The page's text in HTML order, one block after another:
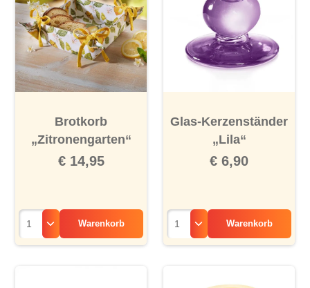
Brotkorb
„Zitronengarten“
€ 14,95
Warenkorb
Glas-Kerzenständer
„Lila“
€ 6,90
Warenkorb